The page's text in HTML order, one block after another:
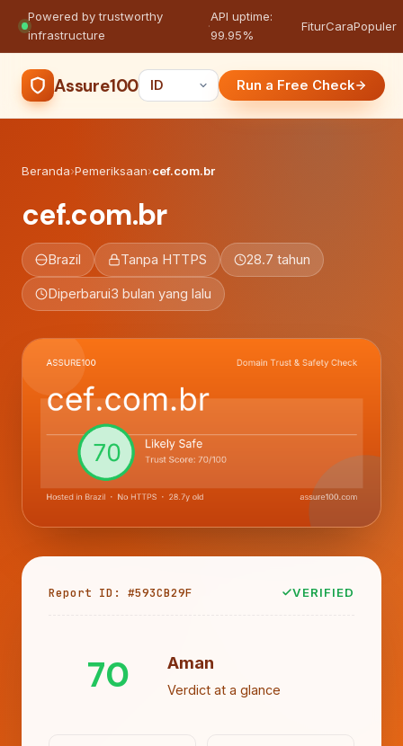
Powered by trustworthy
infrastructure
·
API uptime:
99.95%
FiturCaraPopuler
Assure100 Run a Free Check
Beranda›Pemeriksaan›cef.com.br
cef.com.br
Brazil Tanpa HTTPS 28.7 tahun
Diperbarui3 bulan yang lalu
Report ID: #593CB29F VERIFIED
70 Aman
Verdict at a glance